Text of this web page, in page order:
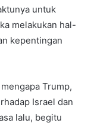
untuk
melakukan hal-
kepentingan
Trump,
Israel dan
lalu, begitu